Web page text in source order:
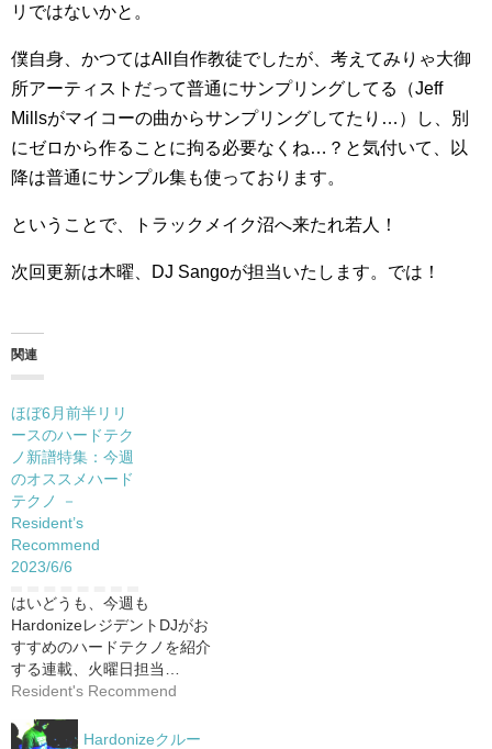
リではないかと。
僕自身、かつてはAll自作教徒でしたが、考えてみりゃ大御
所アーティストだって普通にサンプリングしてる（Jeff
Millsがマイコーの曲からサンプリングしてたり…）し、別
にゼロから作ることに拘る必要なくね…？と気付いて、以
降は普通にサンプル集も使っております。
ということで、トラックメイク沼へ来たれ若人！
次回更新は木曜、DJ Sangoが担当いたします。では！
関連
ほぼ6月前半リリ
ースのハードテク
ノ新譜特集：今週
のオススメハード
テクノ －
Resident’s
Recommend
2023/6/6
はいどうも、今週も
HardonizeレジデントDJがお
すすめのハードテクノを紹介
する連載、火曜日担当…
Resident's Recommend
Hardonizeクルー